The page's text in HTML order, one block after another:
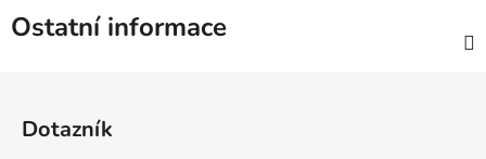
Ostatní informace
Dotazník